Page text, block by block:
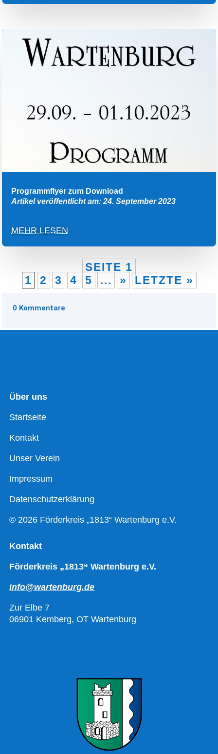
Programmflyer zum Download
Artikel veröffentlicht am: 24. September 2023
MEHR LESEN
SEITE 1
1
2 3 4 5 ... » LETZTE »
0 Kommentare
Über uns
Startseite
Kontakt
Unser Verein
Impressum
Datenschutzerklärung
© 2026 Förderkreis „1813“ Wartenburg e.V.
Kontakt
Förderkreis „1813“ Wartenburg e.V.
info@wartenburg.de
Zur Elbe 7
06901 Kemberg, OT Wartenburg